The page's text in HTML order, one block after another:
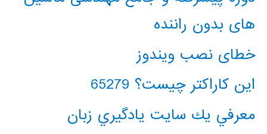
های بدون راننده
خطای نصب ویندوز
این کاراکتر چیست؟ 65279
معرفي يك سايت يادگيري زبان